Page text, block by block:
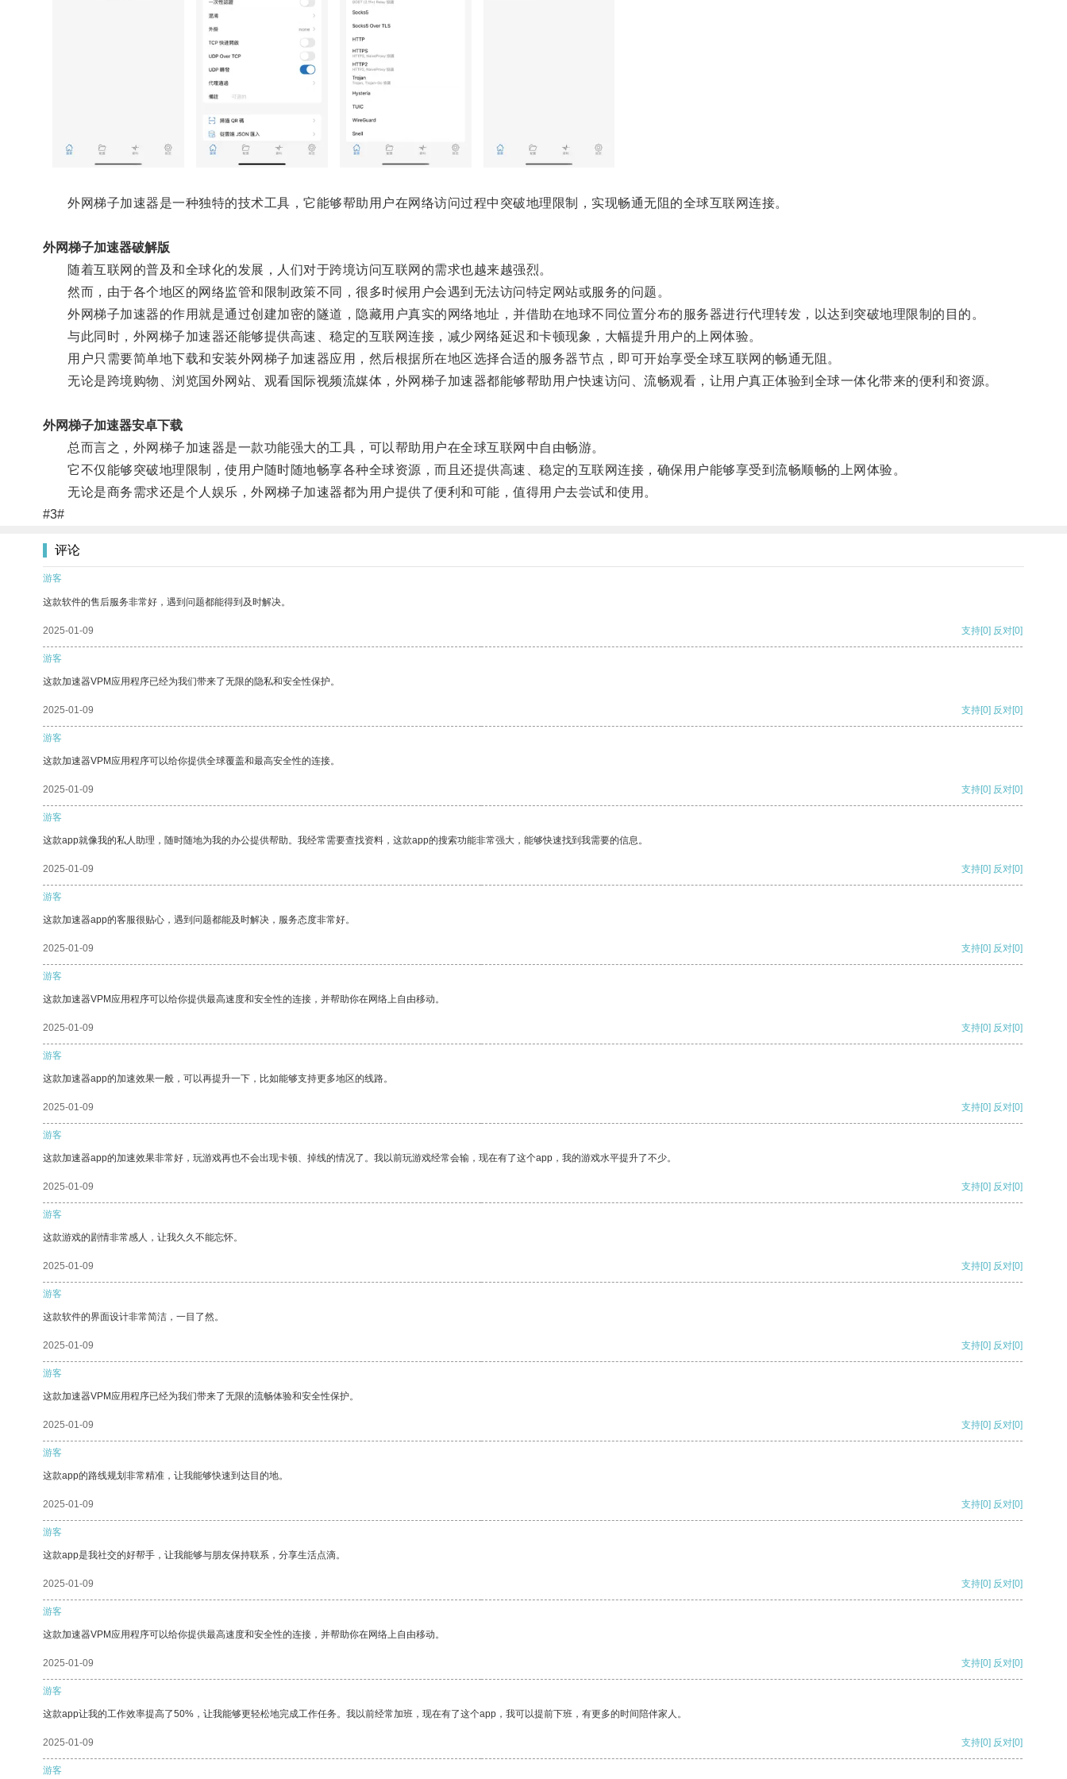
外网梯子加速器是一种独特的技术工具，它能够帮助用户在网络访问过程中突破地理限制，实现畅通无阻的全球互联网连接。
外网梯子加速器破解版
随着互联网的普及和全球化的发展，人们对于跨境访问互联网的需求也越来越强烈。
然而，由于各个地区的网络监管和限制政策不同，很多时候用户会遇到无法访问特定网站或服务的问题。
外网梯子加速器的作用就是通过创建加密的隧道，隐藏用户真实的网络地址，并借助在地球不同位置分布的服务器进行代理转发，以达到突破地理限制的目的。
与此同时，外网梯子加速器还能够提供高速、稳定的互联网连接，减少网络延迟和卡顿现象，大幅提升用户的上网体验。
用户只需要简单地下载和安装外网梯子加速器应用，然后根据所在地区选择合适的服务器节点，即可开始享受全球互联网的畅通无阻。
无论是跨境购物、浏览国外网站、观看国际视频流媒体，外网梯子加速器都能够帮助用户快速访问、流畅观看，让用户真正体验到全球一体化带来的便利和资源。
外网梯子加速器安卓下载
总而言之，外网梯子加速器是一款功能强大的工具，可以帮助用户在全球互联网中自由畅游。
它不仅能够突破地理限制，使用户随时随地畅享各种全球资源，而且还提供高速、稳定的互联网连接，确保用户能够享受到流畅顺畅的上网体验。
无论是商务需求还是个人娱乐，外网梯子加速器都为用户提供了便利和可能，值得用户去尝试和使用。
#3#
评论
游客
这款软件的售后服务非常好，遇到问题都能得到及时解决。
2025-01-09 支持[0] 反对[0]
游客
这款加速器VPM应用程序已经为我们带来了无限的隐私和安全性保护。
2025-01-09 支持[0] 反对[0]
游客
这款加速器VPM应用程序可以给你提供全球覆盖和最高安全性的连接。
2025-01-09 支持[0] 反对[0]
游客
这款app就像我的私人助理，随时随地为我的办公提供帮助。我经常需要查找资料，这款app的搜索功能非常强大，能够快速找到我需要的信息。
2025-01-09 支持[0] 反对[0]
游客
这款加速器app的客服很贴心，遇到问题都能及时解决，服务态度非常好。
2025-01-09 支持[0] 反对[0]
游客
这款加速器VPM应用程序可以给你提供最高速度和安全性的连接，并帮助你在网络上自由移动。
2025-01-09 支持[0] 反对[0]
游客
这款加速器app的加速效果一般，可以再提升一下，比如能够支持更多地区的线路。
2025-01-09 支持[0] 反对[0]
游客
这款加速器app的加速效果非常好，玩游戏再也不会出现卡顿、掉线的情况了。我以前玩游戏经常会输，现在有了这个app，我的游戏水平提升了不少。
2025-01-09 支持[0] 反对[0]
游客
这款游戏的剧情非常感人，让我久久不能忘怀。
2025-01-09 支持[0] 反对[0]
游客
这款软件的界面设计非常简洁，一目了然。
2025-01-09 支持[0] 反对[0]
游客
这款加速器VPM应用程序已经为我们带来了无限的流畅体验和安全性保护。
2025-01-09 支持[0] 反对[0]
游客
这款app的路线规划非常精准，让我能够快速到达目的地。
2025-01-09 支持[0] 反对[0]
游客
这款app是我社交的好帮手，让我能够与朋友保持联系，分享生活点滴。
2025-01-09 支持[0] 反对[0]
游客
这款加速器VPM应用程序可以给你提供最高速度和安全性的连接，并帮助你在网络上自由移动。
2025-01-09 支持[0] 反对[0]
游客
这款app让我的工作效率提高了50%，让我能够更轻松地完成工作任务。我以前经常加班，现在有了这个app，我可以提前下班，有更多的时间陪伴家人。
2025-01-09 支持[0] 反对[0]
游客